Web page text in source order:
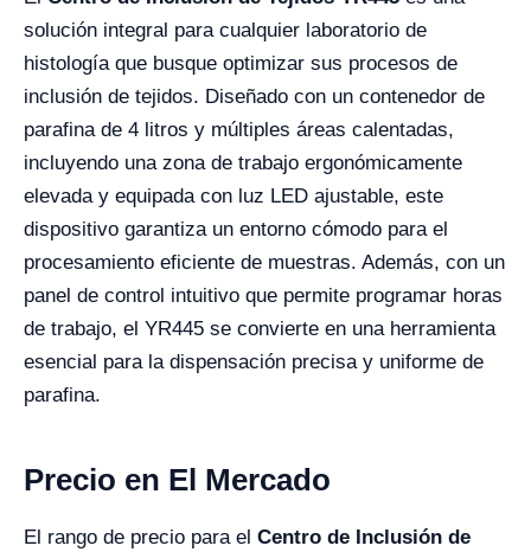
solución integral para cualquier laboratorio de
histología que busque optimizar sus procesos de
inclusión de tejidos. Diseñado con un contenedor de
parafina de 4 litros y múltiples áreas calentadas,
incluyendo una zona de trabajo ergonómicamente
elevada y equipada con luz LED ajustable, este
dispositivo garantiza un entorno cómodo para el
procesamiento eficiente de muestras. Además, con un
panel de control intuitivo que permite programar horas
de trabajo, el YR445 se convierte en una herramienta
esencial para la dispensación precisa y uniforme de
parafina.
Precio en El Mercado
El rango de precio para el Centro de Inclusión de